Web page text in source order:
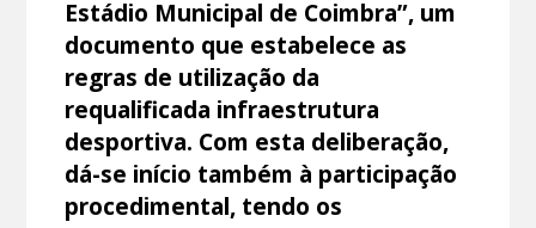
Estádio Municipal de Coimbra”, um
documento que estabelece as
regras de utilização da
requalificada infraestrutura
desportiva. Com esta deliberação,
dá-se início também à participação
procedimental, tendo os